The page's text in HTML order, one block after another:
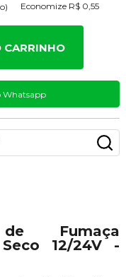
Economize R$ 0,55
CARRINHO
Whatsapp
Fumaça
12/24V -